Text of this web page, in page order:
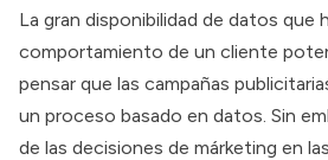
La gran disponibilidad de datos que
comportamiento de un cliente
pensar que las campañas
un proceso basado en datos. Sin
de las decisiones de márketing en